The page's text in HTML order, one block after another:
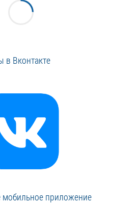
в Вконтакте
приложение